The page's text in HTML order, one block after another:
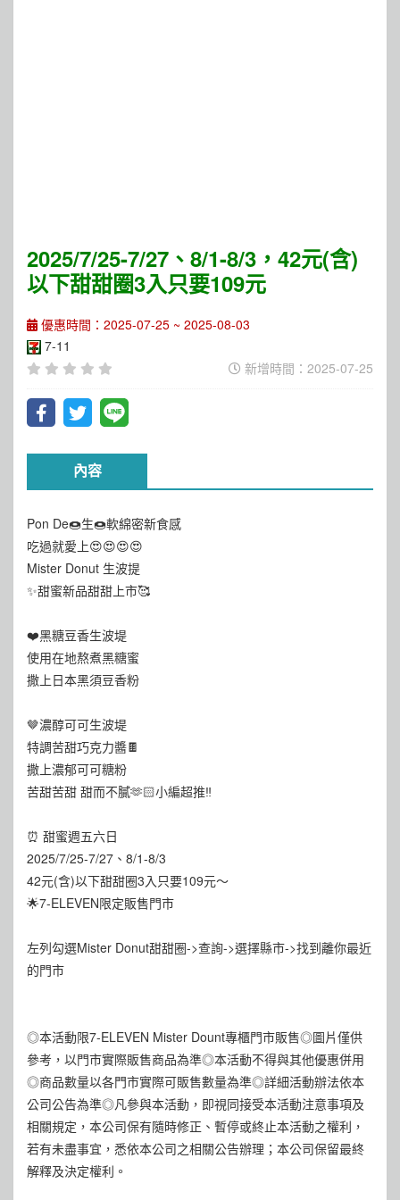
2025/7/25-7/27、8/1-8/3，42元(含)
以下甜甜圈3入只要109元
優惠時間：2025-07-25 ~ 2025-08-03
7-11
新增時間：2025-07-25
內容
Pon De🍩生🍩軟綿密新食感
吃過就愛上😍😍😍😍
Mister Donut 生波提
✨甜蜜新品甜甜上市🥰
❤️黑糖豆香生波堤
使用在地熬煮黑糖蜜
撒上日本黑須豆香粉
🤎濃醇可可生波堤
特調苦甜巧克力醬🍫
撒上濃郁可可糖粉
苦甜苦甜 甜而不膩🫶🏻小編超推‼️
⏰ 甜蜜週五六日
2025/7/25-7/27、8/1-8/3
42元(含)以下甜甜圈3入只要109元～
🌟7-ELEVEN限定販售門市
左列勾選Mister Donut甜甜圈->查詢->選擇縣市->找到離你最近
的門市
◎本活動限7-ELEVEN Mister Dount專櫃門市販售◎圖片僅供
參考，以門市實際販售商品為準◎本活動不得與其他優惠併用
◎商品數量以各門市實際可販售數量為準◎詳細活動辦法依本
公司公告為準◎凡參與本活動，即視同接受本活動注意事項及
相關規定，本公司保有隨時修正、暫停或終止本活動之權利，
若有未盡事宜，悉依本公司之相關公告辦理；本公司保留最終
解釋及決定權利。